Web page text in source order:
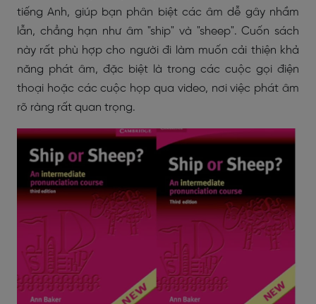
tiếng Anh, giúp bạn phân biệt các âm dễ gây nhầm
lẫn, chẳng hạn như âm "ship" và "sheep". Cuốn sách
này rất phù hợp cho người đi làm muốn cải thiện khả
năng phát âm, đặc biệt là trong các cuộc gọi điện
thoại hoặc các cuộc họp qua video, nơi việc phát âm
rõ ràng rất quan trọng.